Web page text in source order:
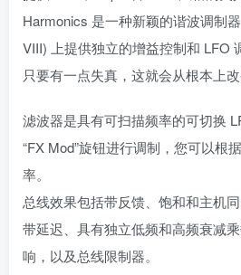
Harmonics 是一种新颖的谐波调制
VIII) 上提供独立的增益控制和 LFO
只要有一点失真，这就会从根本上改
滤波器是具有可扫描频率的可切换
“FX Mod”旋钮进行调制，您可以根
率。
总线效果包括带反馈、饱和和主机
带延迟、具有独立低频和高频衰减
响，以及总线限制器。